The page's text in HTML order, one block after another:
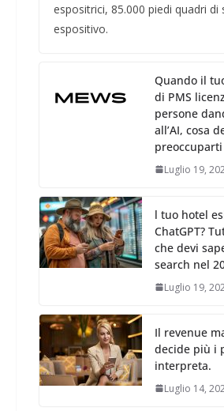
espositrici, 85.000 piedi quadri di
espositivo.
Quando il
di PMS
persone
all’AI, cosa
preoccuparti
Luglio 19,
l tuo hotel
ChatGPT?
che devi
search nel
Luglio 19,
Il revenue
decide più i
interpreta.
Luglio 14,